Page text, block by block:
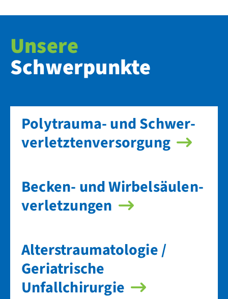
Unsere
Schwerpunkte
Polyt­rauma- und Schwer­
verletzten­versorgung
Becken- und Wirbel­säulen­
verletzungen
Alters­traumatologie /
Geriatrische
Unfallchirurgie